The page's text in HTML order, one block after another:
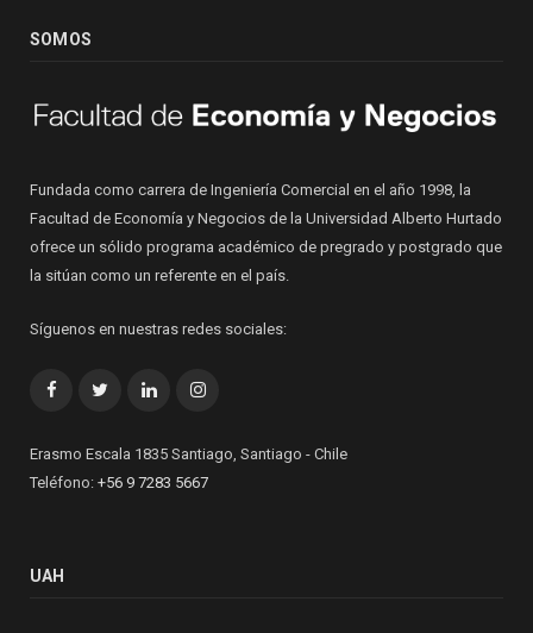
SOMOS
Fundada como carrera de Ingeniería Comercial en el año 1998, la
Facultad de Economía y Negocios de la Universidad Alberto Hurtado
ofrece un sólido programa académico de pregrado y postgrado que
la sitúan como un referente en el país.
Síguenos en nuestras redes sociales:
FacebookTwitterLinkedInInstagram
Erasmo Escala 1835 Santiago, Santiago - Chile
Teléfono: +56 9 7283 5667
UAH